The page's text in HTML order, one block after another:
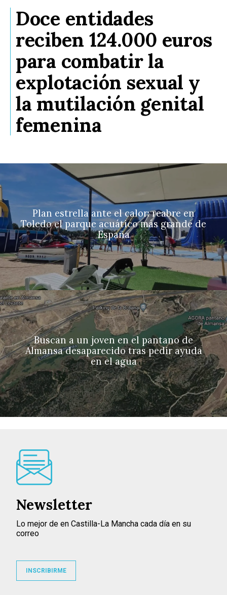
Doce entidades
reciben 124.000 euros
para combatir la
explotación sexual y
la mutilación genital
femenina
Plan estrella ante el calor: reabre en
Toledo el parque acuático más grande de
España
Buscan a un joven en el pantano de
Almansa desaparecido tras pedir ayuda
en el agua
Newsletter
Lo mejor de en Castilla-La Mancha cada día en su
correo
INSCRIBIRME